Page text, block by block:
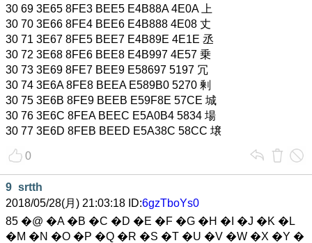
30 69 3E65 8FE3 BEE5 E4B88A 4E0A 上
30 70 3E66 8FE4 BEE6 E4B888 4E08 丈
30 71 3E67 8FE5 BEE7 E4B89E 4E1E 丞
30 72 3E68 8FE6 BEE8 E4B997 4E57 乗
30 73 3E69 8FE7 BEE9 E58697 5197 冗
30 74 3E6A 8FE8 BEEA E589B0 5270 剰
30 75 3E6B 8FE9 BEEB E59F8E 57CE 城
30 76 3E6C 8FEA BEEC E5A0B4 5834 場
30 77 3E6D 8FEB BEED E5A38C 58CC 壌
0
9 srtth
2018/05/28(月) 21:03:18 ID:6gzTboYs0
85 �@ �A �B �C �D �E �F �G �H �I �J �K �L
�M �N �O �P �Q �R �S �T �U �V �W �X �Y �